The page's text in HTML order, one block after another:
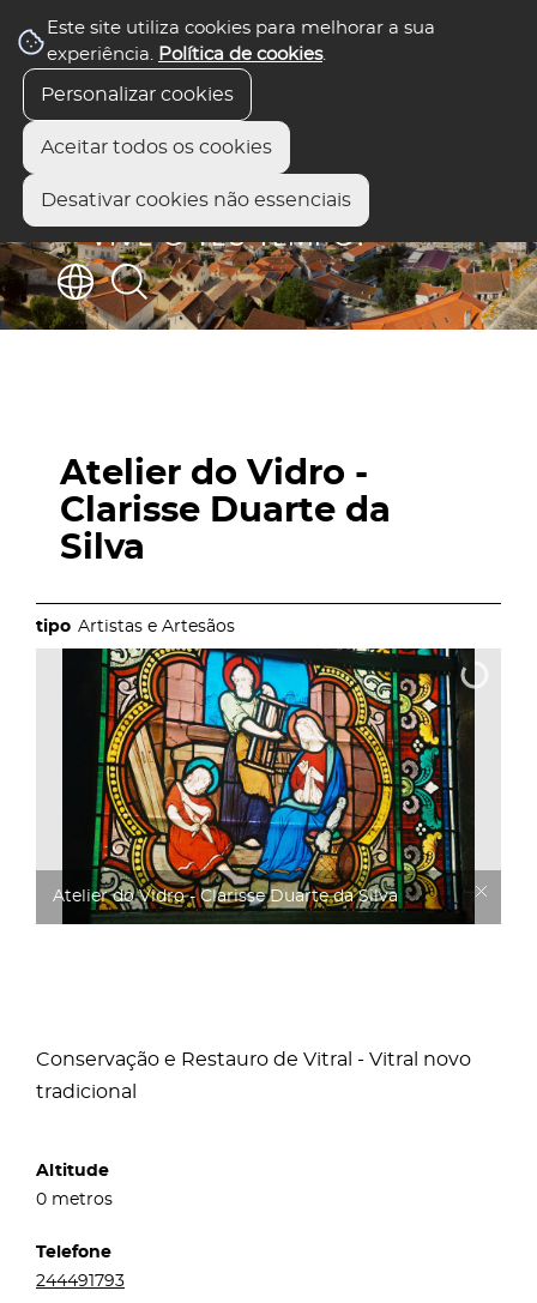
Este site utiliza cookies para melhorar a sua
experiência. Política de cookies.
Personalizar cookies
Aceitar todos os cookies
Desativar cookies não essenciais
Atelier do Vidro -
Clarisse Duarte da
Silva
Artistas e Artesãos
Atelier do Vidro - Clarisse Duarte da Silva
Conservação e Restauro de Vitral - Vitral novo
tradicional
Altitude
0 metros
Telefone
244491793